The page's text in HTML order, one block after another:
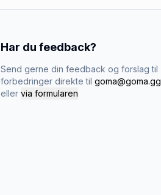
Har du feedback?
Send gerne din feedback og forslag til
forbedringer direkte til goma@goma.gg
eller via formularen